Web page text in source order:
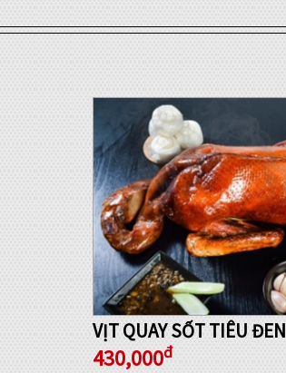
VỊT QUAY SỐT TIÊU ĐEN
430,000đ